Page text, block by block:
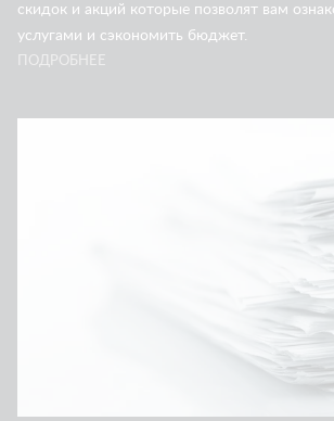
скидок и акций которые позволят вам
услугами и сэкономить бюджет.
ПОДРОБНЕЕ